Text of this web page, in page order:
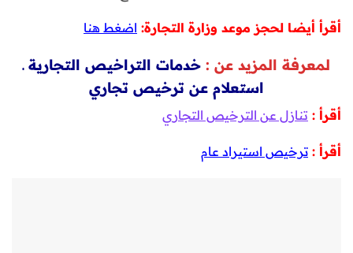
أقرأ أيضا لحجز موعد وزارة التجارة: اضغط هنا
لمعرفة المزيد عن : خدمات التراخيص التجاريةـ
استعلام عن ترخيص تجاري
أقرأ : تنازل عن الترخيص التجاري
أقرأ : ترخيص استيراد عام